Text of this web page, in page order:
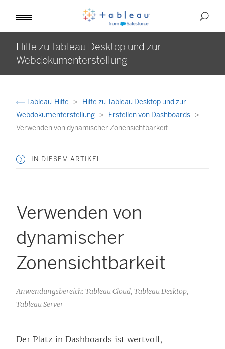
Hilfe zu Tableau Desktop und zur
Webdokumenterstellung
Tableau-Hilfe
Hilfe zu Tableau Desktop und zur
Webdokumenterstellung
Erstellen von Dashboards
Verwenden von dynamischer Zonensichtbarkeit
IN DIESEM ARTIKEL
Verwenden von
dynamischer
Zonensichtbarkeit
Anwendungsbereich: Tableau Cloud, Tableau Desktop,
Tableau Server
Der Platz in Dashboards ist wertvoll,